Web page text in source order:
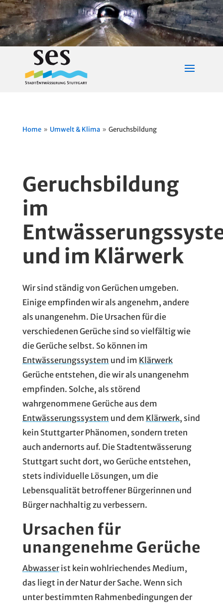
Home 9 Umwelt & Klima 9 Geruchsbildung
Geruchsbildung
im
und im Klärwerk
Wir sind ständig von Gerüchen umgeben.
Einige empfinden wir als angenehm, andere
als unangenehm. Die Ursachen für die
verschiedenen Gerüche sind so vielfältig wie
die Gerüche selbst. So können im
Entwässerungssystem und im Klärwerk
Gerüche entstehen, die wir als unangenehm
empfinden. Solche, als störend
wahrgenommene Gerüche aus dem
Entwässerungssystem und dem Klärwerk, sind
kein Stuttgarter Phänomen, sondern treten
auch andernorts auf. Die Stadtentwässerung
Stuttgart sucht dort, wo Gerüche entstehen,
stets individuelle Lösungen, um die
Lebensqualität betroffener Bürgerinnen und
Bürger nachhaltig zu verbessern.
Ursachen für
unangenehme Gerüche
Abwasserist kein wohlriechendes Medium,
das liegt in der Natur der Sache. Wenn sich
unter bestimmten Rahmenbedingungen der